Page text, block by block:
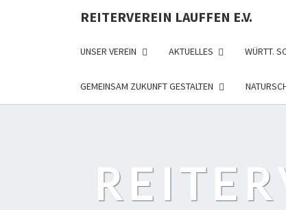
REITERVEREIN LAUFFEN E.V.
UNSER VEREIN AKTUELLES WÜRTT.
GEMEINSAM ZUKUNFT GESTALTEN